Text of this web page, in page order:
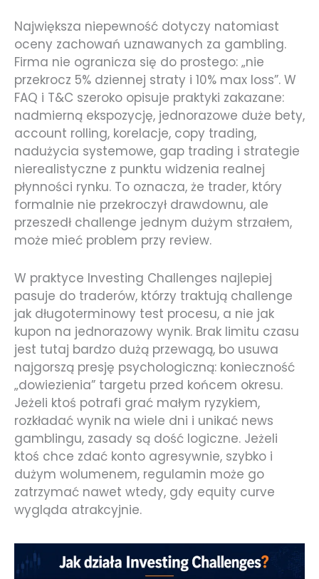
Największa niepewność dotyczy natomiast
oceny zachowań uznawanych za gambling.
Firma nie ogranicza się do prostego: „nie
przekrocz 5% dziennej straty i 10% max loss”. W
FAQ i T&C szeroko opisuje praktyki zakazane:
nadmierną ekspozycję, jednorazowe duże bety,
account rolling, korelacje, copy trading,
nadużycia systemowe, gap trading i strategie
nierealistyczne z punktu widzenia realnej
płynności rynku. To oznacza, że trader, który
formalnie nie przekroczył drawdownu, ale
przeszedł challenge jednym dużym strzałem,
może mieć problem przy review.
W praktyce Investing Challenges najlepiej
pasuje do traderów, którzy traktują challenge
jak długoterminowy test procesu, a nie jak
kupon na jednorazowy wynik. Brak limitu czasu
jest tutaj bardzo dużą przewagą, bo usuwa
najgorszą presję psychologiczną: konieczność
„dowiezienia” targetu przed końcem okresu.
Jeżeli ktoś potrafi grać małym ryzykiem,
rozkładać wynik na wiele dni i unikać news
gamblingu, zasady są dość logiczne. Jeżeli
ktoś chce zdać konto agresywnie, szybko i
dużym wolumenem, regulamin może go
zatrzymać nawet wtedy, gdy equity curve
wygląda atrakcyjnie.